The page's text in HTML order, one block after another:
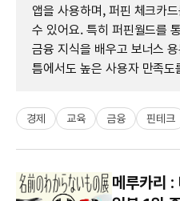
앱을 사용하며, 퍼핀 체크카
수 있어요. 특히 퍼핀월드를
금융 지식을 배우고 보너스
틈에서도 높은 사용자 만족
경제 교육 금융 핀테크
메루카리 :